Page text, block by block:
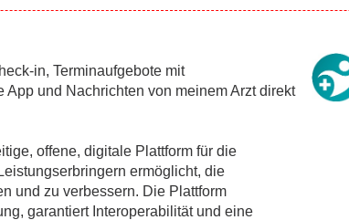
in, Terminaufgebote mit
und Nachrichten von meinem Arzt direkt
offene, digitale Plattform für die
ermöglicht, die
und zu verbessern. Die Plattform
garantiert Interoperabilität und eine